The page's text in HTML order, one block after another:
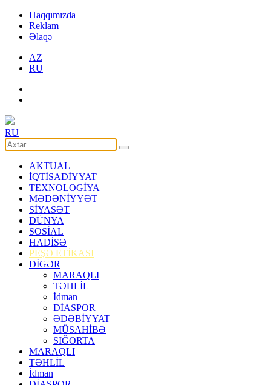
Haqqımızda
Reklam
Əlaqə
AZ
RU
RU
AKTUAL
İQTİSADİYYAT
TEXNOLOGİYA
MƏDƏNİYYƏT
SİYASƏT
DÜNYA
SOSİAL
HADİSƏ
PEŞƏ ETİKASI
DİGƏR
MARAQLI
TƏHLİL
İdman
DİASPOR
ƏDƏBİYYAT
MÜSAHİBƏ
SIĞORTA
MARAQLI
TƏHLİL
İdman